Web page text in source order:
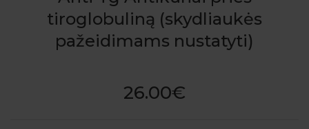
tiroglobuliną (skydliaukės
pažeidimams nustatyti)
26.00€